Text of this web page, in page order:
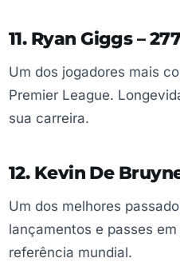
11. Ryan Giggs –
Um dos jogadores mais
Premier League.
sua carreira.
12. Kevin De
Um dos melhores
lançamentos e passes
referência mundial.